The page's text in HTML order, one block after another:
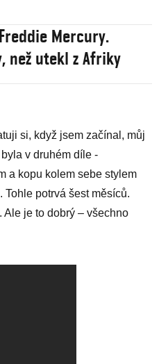
Mercury.
než utekl z Afriky
si, když jsem začínal, můj
v druhém díle -
a kopu kolem sebe stylem
Tohle potrvá šest měsíců.
Ale je to dobrý – všechno